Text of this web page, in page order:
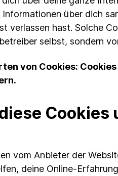
über dich
verlassen hast. Solche
selbst, sondern
von Cookies:
Cookies
vom Anbieter der
deine Online-